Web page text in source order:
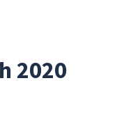
2020